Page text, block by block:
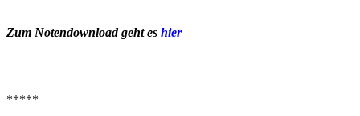
Zum Notendownload geht es hier
*****